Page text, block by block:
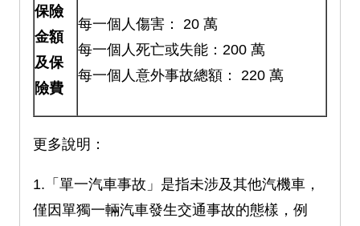
保險
金額
及保
險費
每一個人傷害： 20 萬
每一個人死亡或失能：200 萬
每一個人意外事故總額： 220 萬
更多說明：
1.「單一汽車事故」是指未涉及其他汽機車，
僅因單獨一輛汽車發生交通事故的態樣，例